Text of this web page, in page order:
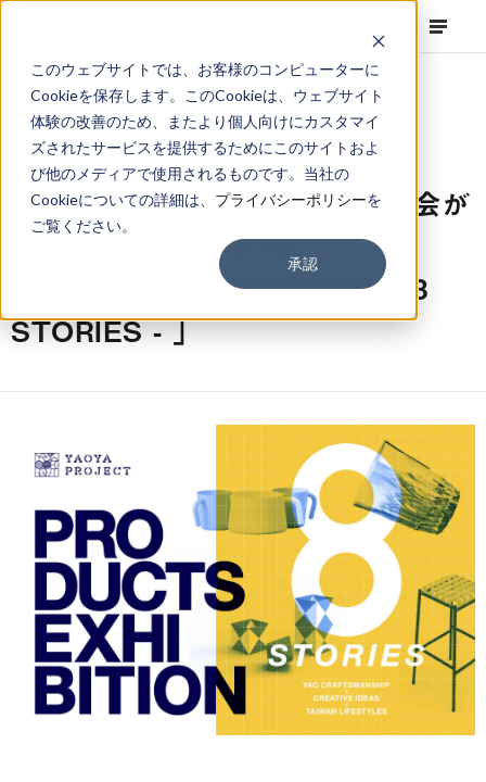
このウェブサイトでは、お客様のコンピューターに
Cookieを保存します。このCookieは、ウェブサイト
体験の改善のため、またより個人向けにカスタマイ
ズされたサービスを提供するためにこのサイトおよ
び他のメディアで使用されるものです。当社の
Cookieについての詳細は、 プライバシーポリシーを
ご覧ください。
承認
NEWS Projects, Press Release 2020.02.14
YAOYA PROJECTの成果発表会が
台北で2/19からスタート
「PRODUCTS EXHIBITION - 8
STORIES - 」